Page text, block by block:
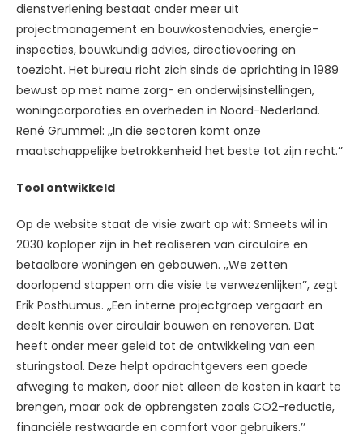
dienstverlening bestaat onder meer uit
projectmanagement en bouwkostenadvies, energie-
inspecties, bouwkundig advies, directievoering en
toezicht. Het bureau richt zich sinds de oprichting in 1989
bewust op met name zorg- en onderwijsinstellingen,
woningcorporaties en overheden in Noord-Nederland.
René Grummel: ,,In die sectoren komt onze
maatschappelijke betrokkenheid het beste tot zijn recht.’’
Tool ontwikkeld
Op de website staat de visie zwart op wit: Smeets wil in
2030 koploper zijn in het realiseren van circulaire en
betaalbare woningen en gebouwen. ,,We zetten
doorlopend stappen om die visie te verwezenlijken’’, zegt
Erik Posthumus. ,,Een interne projectgroep vergaart en
deelt kennis over circulair bouwen en renoveren. Dat
heeft onder meer geleid tot de ontwikkeling van een
sturingstool. Deze helpt opdrachtgevers een goede
afweging te maken, door niet alleen de kosten in kaart te
brengen, maar ook de opbrengsten zoals CO2-reductie,
financiële restwaarde en comfort voor gebruikers.’’